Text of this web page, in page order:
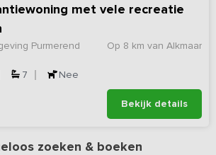
met vele recreatie
Op 8 km van Alkmaar
Purmerend
7 Nee
Bekijk details
zoeken & boeken